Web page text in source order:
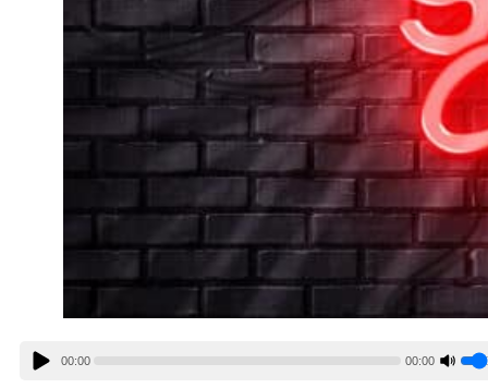
00:00 00:00